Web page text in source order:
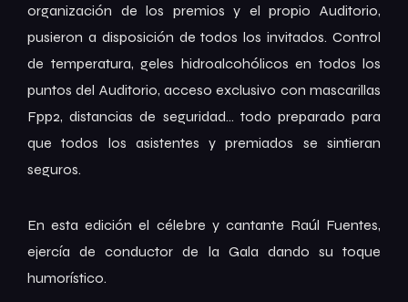
organización de los premios y el propio Auditorio,
pusieron a disposición de todos los invitados. Control
de temperatura, geles hidroalcohólicos en todos los
puntos del Auditorio, acceso exclusivo con mascarillas
Fpp2, distancias de seguridad… todo preparado para
que todos los asistentes y premiados se sintieran
seguros.
En esta edición el célebre y cantante Raúl Fuentes,
ejercía de conductor de la Gala dando su toque
humorístico.